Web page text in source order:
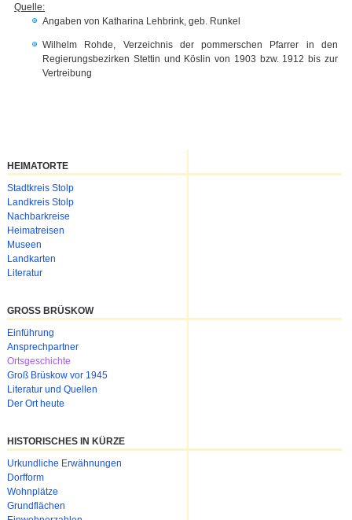
Quelle:
Angaben von Katharina Lehbrink, geb. Runkel
Wilhelm Rohde, Verzeichnis der pommerschen Pfarrer in den
Regierungsbezirken Stettin und Köslin von 1903 bzw. 1912 bis zur
Vertreibung
HEIMATORTE
Navigation
überspringen
Stadtkreis Stolp
Landkreis Stolp
Nachbarkreise
Heimatreisen
Museen
Landkarten
Literatur
GROSS BRÜSKOW
Navigation
überspringen
Einführung
Ansprechpartner
Ortsgeschichte
Groß Brüskow vor 1945
Literatur und Quellen
Der Ort heute
HISTORISCHES IN KÜRZE
Urkundliche Erwähnungen
Dorfform
Wohnplätze
Grundflächen